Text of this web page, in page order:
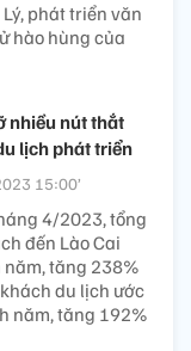
phát triển văn
hào hùng của
nhiều nút thắt
lịch phát triển
15:00’
4/2023, tổng
đến Lào Cai
tăng 238%
du lịch ước
năm, tăng 192%